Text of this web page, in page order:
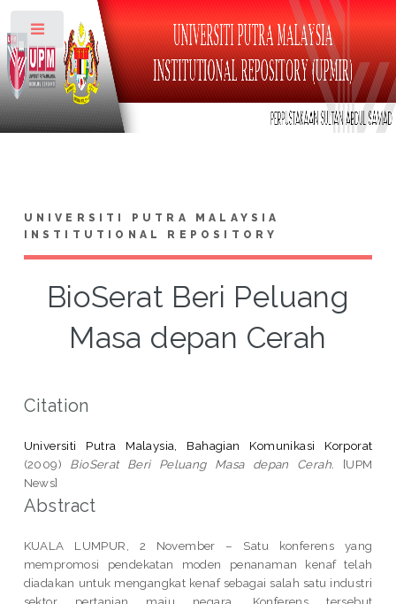
UNIVERSITI PUTRA MALAYSIA
INSTITUTIONAL REPOSITORY
BioSerat Beri Peluang
Masa depan Cerah
Citation
Universiti Putra Malaysia, Bahagian Komunikasi Korporat
(2009) BioSerat Beri Peluang Masa depan Cerah. [UPM
News]
Abstract
KUALA LUMPUR, 2 November – Satu konferens yang
mempromosi pendekatan moden penanaman kenaf telah
diadakan untuk mengangkat kenaf sebagai salah satu industri
sektor pertanian maju negara. Konferens tersebut
Toggle